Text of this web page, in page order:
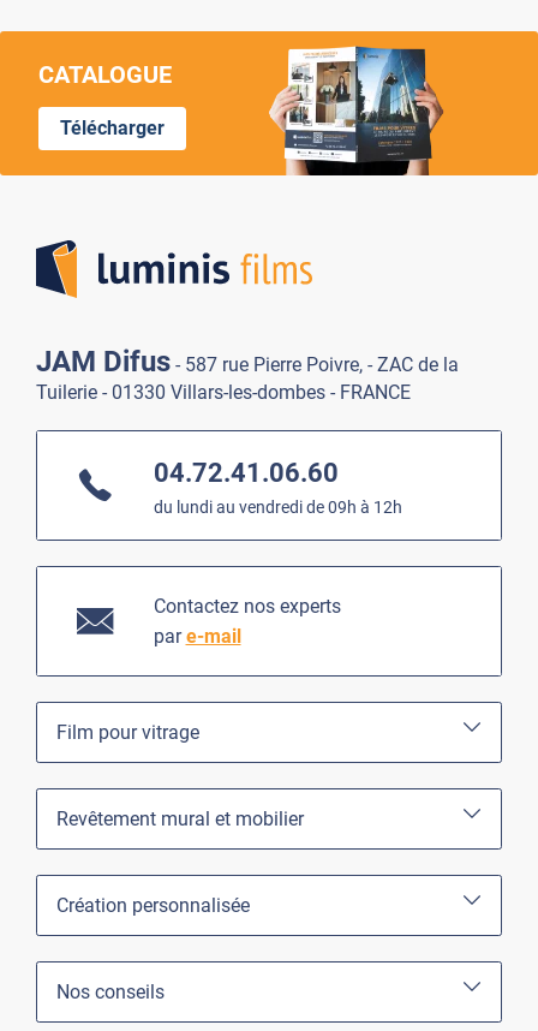
CATALOGUE
Télécharger
JAM Difus - 587 rue Pierre Poivre, - ZAC de la
Tuilerie - 01330 Villars-les-dombes - FRANCE
04.72.41.06.60
du lundi au vendredi de 09h à 12h
Contactez nos experts
pare-mail
Film pour vitrage
Revêtement mural et mobilier
Création personnalisée
Nos conseils